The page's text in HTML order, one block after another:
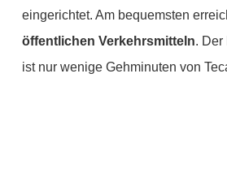
eingerichtet. Am bequemsten
öffentlichen Verkehrsmitteln. Der
ist nur wenige Gehminuten von